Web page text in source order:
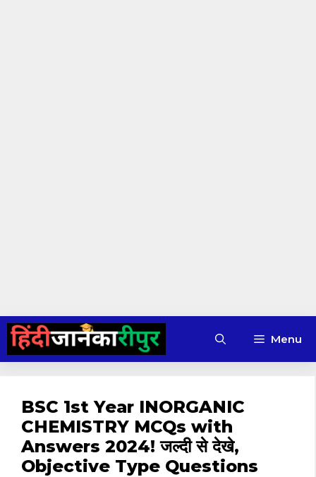
Skip
content
Menu
BSC 1st Year INORGANIC
CHEMISTRY MCQs with
Answers 2024! जल्दी से देखे,
Objective Type Questions